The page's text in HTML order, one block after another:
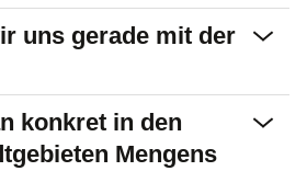
uns gerade mit der
konkret in den
Mengens